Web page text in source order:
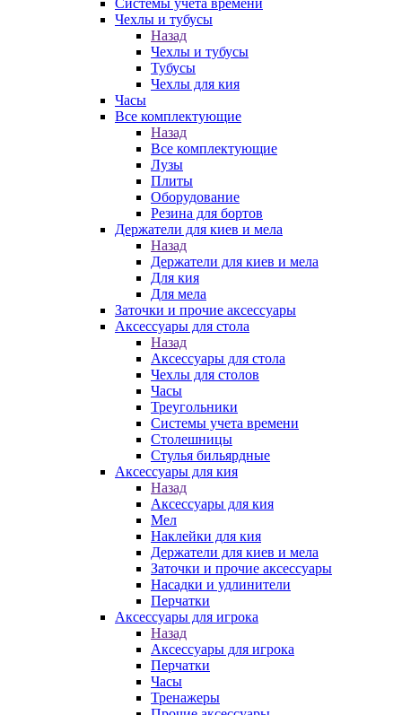
Системы учета времени
Чехлы и тубусы
Назад
Чехлы и тубусы
Тубусы
Чехлы для кия
Часы
Все комплектующие
Назад
Все комплектующие
Лузы
Плиты
Оборудование
Резина для бортов
Держатели для киев и мела
Назад
Держатели для киев и мела
Для кия
Для мела
Заточки и прочие аксессуары
Аксессуары для стола
Назад
Аксессуары для стола
Чехлы для столов
Часы
Треугольники
Системы учета времени
Столешницы
Стулья бильярдные
Аксессуары для кия
Назад
Аксессуары для кия
Мел
Наклейки для кия
Держатели для киев и мела
Заточки и прочие аксессуары
Насадки и удлинители
Перчатки
Аксессуары для игрока
Назад
Аксессуары для игрока
Перчатки
Часы
Тренажеры